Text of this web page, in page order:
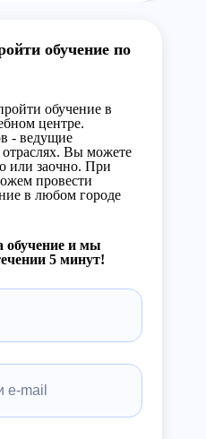
обучение по
обучение в
центре.
- ведущие
Вы можете
или заочно. При
провести
в любом городе
обучение и мы
5 минут!